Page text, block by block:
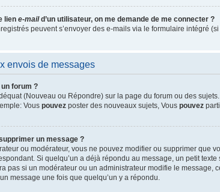
lien e-maild’un utilisateur, on me demande de me connecter ?
peuvent s’envoyer des e-mails via le formulaire intégré
envois de messages
forum ?
(Nouveau ou Répondre) sur la page du forum ou des
Vous pouvez poster des nouveaux sujets, Vous pouvez
un message ?
ou modérateur, vous ne pouvez modifier ou supprimer
Si quelqu’un a déjà répondu au message, un petit
pas si un modérateur ou un administrateur modifie le
message une fois que quelqu’un y a répondu.